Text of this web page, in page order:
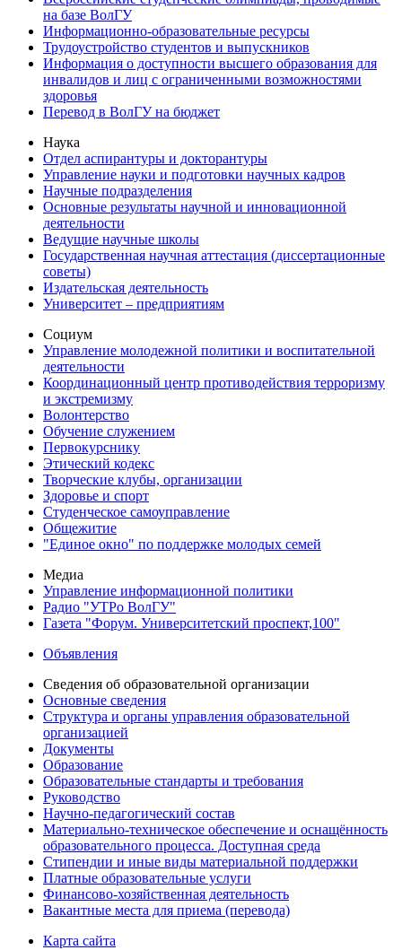
на базе ВолГУ
Информационно-образовательные ресурсы
Трудоустройство студентов и выпускников
Информация о доступности высшего образования для
инвалидов и лиц с ограниченными возможностями
здоровья
Перевод в ВолГУ на бюджет
Наука
Отдел аспирантуры и докторантуры
Управление науки и подготовки научных кадров
Научные подразделения
Основные результаты научной и инновационной
деятельности
Ведущие научные школы
Государственная научная аттестация (диссертационные
советы)
Издательская деятельность
Университет – предприятиям
Социум
Управление молодежной политики и воспитательной
деятельности
Координационный центр противодействия терроризму
и экстремизму
Волонтерство
Обучение служением
Первокурснику
Этический кодекс
Творческие клубы, организации
Здоровье и спорт
Студенческое самоуправление
Общежитие
"Единое окно" по поддержке молодых семей
Медиа
Управление информационной политики
Радио "УТРо ВолГУ"
Газета "Форум. Университетский проспект,100"
Объявления
Сведения об образовательной организации
Основные сведения
Структура и органы управления образовательной
организацией
Документы
Образование
Образовательные стандарты и требования
Руководство
Научно-педагогический состав
Материально-техническое обеспечение и оснащённость
образовательного процесса. Доступная среда
Стипендии и иные виды материальной поддержки
Платные образовательные услуги
Финансово-хозяйственная деятельность
Вакантные места для приема (перевода)
Карта сайта